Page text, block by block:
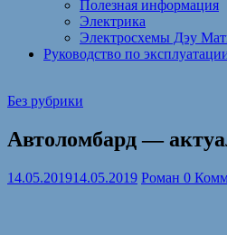
Полезная информация
Электрика
Электросхемы Дэу
Руководство по
Без рубрики
Автоломбард —
14.05.201914.05.2019 Роман 0